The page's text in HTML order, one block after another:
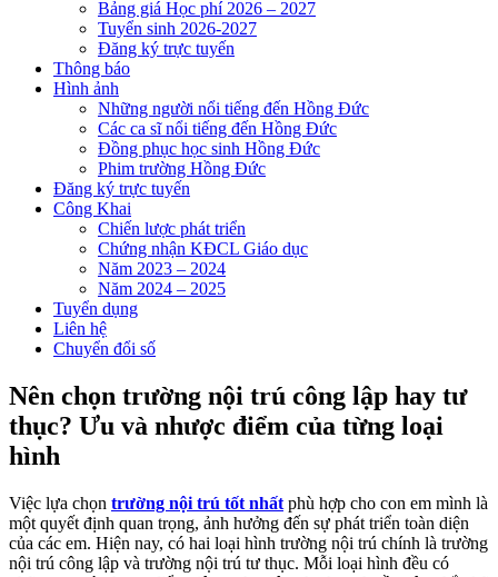
Bảng giá Học phí 2026 – 2027
Tuyển sinh 2026-2027
Đăng ký trực tuyến
Thông báo
Hình ảnh
Những người nổi tiếng đến Hồng Đức
Các ca sĩ nổi tiếng đến Hồng Đức
Đồng phục học sinh Hồng Đức
Phim trường Hồng Đức
Đăng ký trực tuyến
Công Khai
Chiến lược phát triển
Chứng nhận KĐCL Giáo dục
Năm 2023 – 2024
Năm 2024 – 2025
Tuyển dụng
Liên hệ
Chuyển đổi số
Nên chọn trường nội trú công lập hay tư
thục? Ưu và nhược điểm của từng loại
hình
Việc lựa chọn trường nội trú tốt nhất phù hợp cho con em mình là
một quyết định quan trọng, ảnh hưởng đến sự phát triển toàn diện
của các em. Hiện nay, có hai loại hình trường nội trú chính là trường
nội trú công lập và trường nội trú tư thục. Mỗi loại hình đều có